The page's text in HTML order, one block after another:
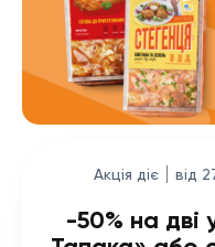
Акція діє від
-50% на дві